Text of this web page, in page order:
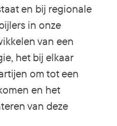
en bij regionale
in onze
van een
het bij elkaar
om tot een
en het
van deze